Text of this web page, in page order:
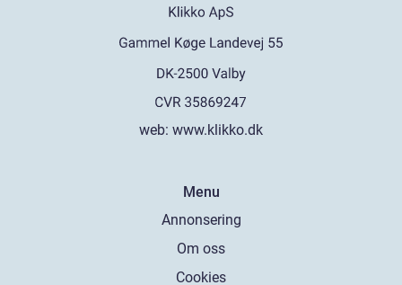
web: www.klikko.dk
Menu
Annonsering
Om oss
Cookies